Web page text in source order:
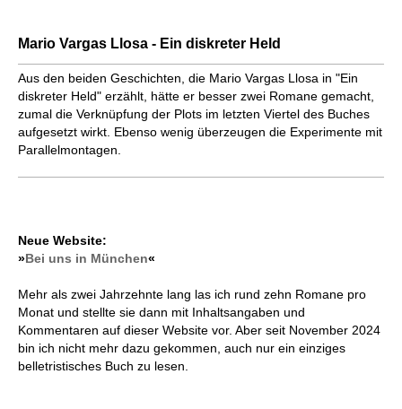
Mario Vargas Llosa - Ein diskreter Held
Aus den beiden Geschichten, die Mario Vargas Llosa in "Ein
diskreter Held" erzählt, hätte er besser zwei Romane gemacht,
zumal die Verknüpfung der Plots im letzten Viertel des Buches
aufgesetzt wirkt. Ebenso wenig überzeugen die Experimente mit
Parallelmontagen.
Neue Website:
»Bei uns in München«
Mehr als zwei Jahrzehnte lang las ich rund zehn Romane pro
Monat und stellte sie dann mit Inhaltsangaben und
Kommentaren auf dieser Website vor. Aber seit November 2024
bin ich nicht mehr dazu gekommen, auch nur ein einziges
belletristisches Buch zu lesen.